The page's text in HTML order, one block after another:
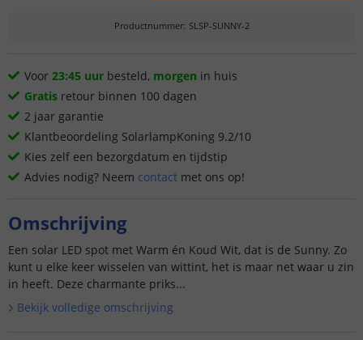
Productnummer: SLSP-SUNNY-2
Voor 23:45 uur besteld, morgen in huis
Gratis retour binnen 100 dagen
2 jaar garantie
Klantbeoordeling SolarlampKoning 9.2/10
Kies zelf een bezorgdatum en tijdstip
Advies nodig? Neem contact met ons op!
Omschrijving
Een solar LED spot met Warm én Koud Wit, dat is de Sunny. Zo
kunt u elke keer wisselen van wittint, het is maar net waar u zin
in heeft. Deze charmante priks...
Bekijk volledige omschrijving